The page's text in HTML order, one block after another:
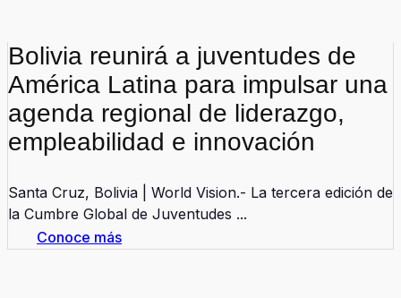
Bolivia reunirá a juventudes de
América Latina para impulsar una
agenda regional de liderazgo,
empleabilidad e innovación
Santa Cruz, Bolivia | World Vision.- La tercera edición de
la Cumbre Global de Juventudes ...
Conoce más